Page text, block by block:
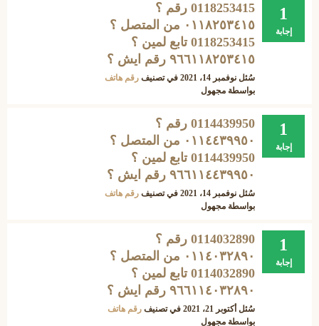
1
إجابة
0118253415 رقم ؟
۰۱۱۸۲٥۳٤۱٥ من المتصل ؟
0118253415 تابع لمين ؟
۹٦٦۱۱۸۲٥۳٤۱٥ رقم ايش ؟
سُئل نوفمبر 14، 2021 في تصنيف رقم هاتف
بواسطة مجهول
1
إجابة
0114439950 رقم ؟
۰۱۱٤٤۳۹۹٥۰ من المتصل ؟
0114439950 تابع لمين ؟
۹٦٦۱۱٤٤۳۹۹٥۰ رقم ايش ؟
سُئل نوفمبر 14، 2021 في تصنيف رقم هاتف
بواسطة مجهول
1
إجابة
0114032890 رقم ؟
٠١١٤٠٣٢٨٩٠ من المتصل ؟
0114032890 تابع لمين ؟
۹٦٦١١٤٠٣٢٨٩٠ رقم ايش ؟
سُئل أكتوبر 21، 2021 في تصنيف رقم هاتف
بواسطة مجهول